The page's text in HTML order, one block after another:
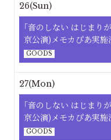
26(Sun)
｢⾳のしない はじまり
京公演)メモカぴあ実施
GOODS
27(Mon)
｢⾳のしない はじまり
京公演)メモカぴあ実施
GOODS